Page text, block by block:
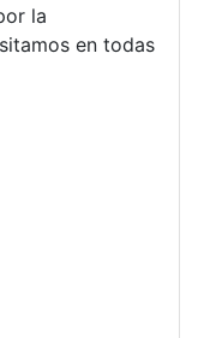
la
en todas